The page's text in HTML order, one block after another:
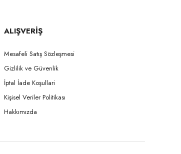
ALIŞVERİŞ
Mesafeli Satış Sözleşmesi
Gizlilik ve Güvenlik
İptal İade Koşullari
Kişisel Veriler Politikası
Hakkımızda